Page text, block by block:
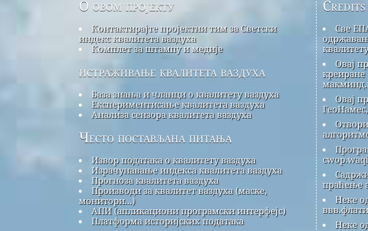
О овом пројекту
Контактирајте пројектни тим за Светски
индекс квалитета ваздуха
Комплет за штампу и медије
истраживање квалитета ваздуха
База знања и чланци о квалитету ваздуха
Експериментисање квалитета ваздуха
Анализа сензора квалитета ваздуха
Често постављана питања
Извор података о квалитету ваздуха
Израчунавање индекса квалитета ваздуха
Прогноза квалитета ваздуха
Производи за квалитет ваздуха (маске,
монитори...)
АПИ (апликациони програмски интерфејс)
Платформа историјских података
Credits
Све
Овај
Овај
праћење
Неке
Неке